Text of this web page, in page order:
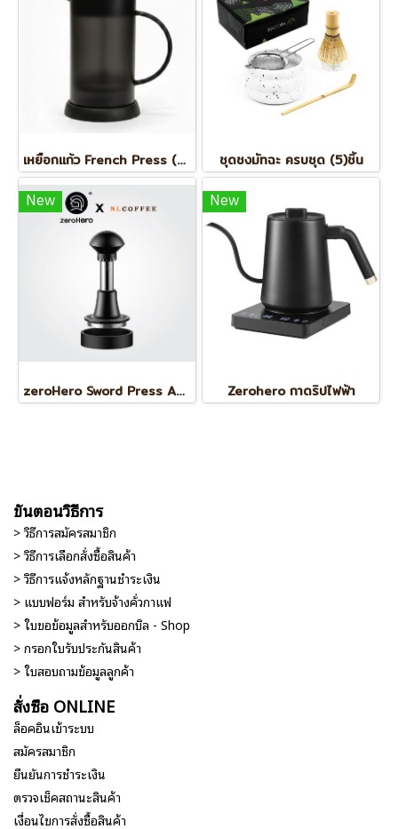
เหยือกแก้ว French Press (1ลิตร) ชุดชงมัทฉะ ครบชุด (5)ชิ้น
New
zeroHero Sword Press Adjust tamper แทมเปอร์สปริง 58.5 mm. ปรับแรงแทมป์ได้
New
Zerohero กาดริปไฟฟ้า
ขั้นตอนวิธีการ
> วิธีการสมัครสมาชิก
> วิธีการเลือกสั่งซื้อสินค้า
> วิธีการแจ้งหลักฐานชำระเงิน
> แบบฟอร์ม สำหรับจ้างคั่วกาแฟ
> ใบขอข้อมูลสำหรับออกบิล - Shop
> กรอกใบรับประกันสินค้า
> ใบสอบถามข้อมูลลูกค้า
สั่งซื้อ ONLINE
ล็อคอินเข้าระบบ
สมัครสมาชิก
ยืนยันการชำระเงิน
ตรวจเช็คสถานะสินค้า
เงื่อนไขการสั่งซื้อสินค้า